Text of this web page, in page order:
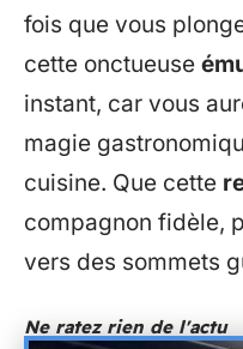
fois que vous
cette onctueuse
instant, car vous
magie
cuisine. Que cette
compagnon fidèle,
vers des sommets
Ne ratez rien de l'actu